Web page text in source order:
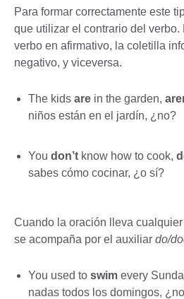
Para formar correctamente este
que utilizar el contrario del verbo.
verbo en afirmativo, la coletilla
negativo, y viceversa.
The kids are in the garden,
niños están en el jardín, ¿no?
You don’t know how to cook,
sabes cómo cocinar, ¿o sí?
Cuando la oración lleva
se acompaña por el auxiliar do/
You used to swim every
nadas todos los domingos,